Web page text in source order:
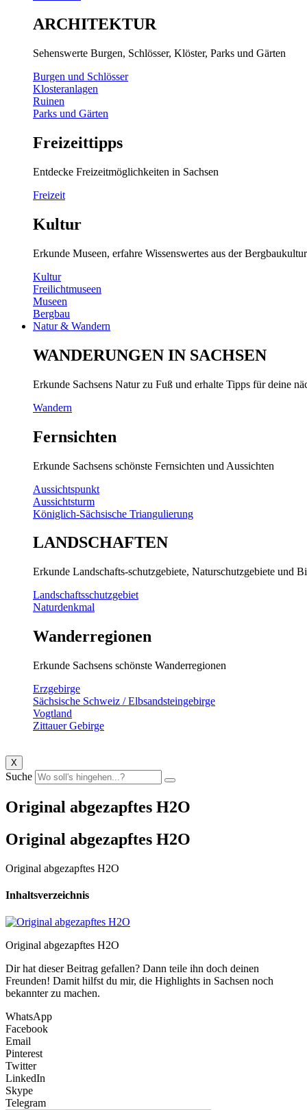
ARCHITEKTUR
Sehenswerte Burgen, Schlösser, Klöster, Parks und Gärten
Burgen und Schlösser
Klosteranlagen
Ruinen
Parks und Gärten
Freizeittipps
Entdecke Freizeitmöglichkeiten in Sachsen
Freizeit
Kultur
Erkunde Museen, erfahre Wissenswertes aus der
Kultur
Freilichtmuseen
Museen
Bergbau
Natur & Wandern
WANDERUNGEN IN SACHSEN
Erkunde Sachsens Natur zu Fuß und erhalte Tipps für deine
Wandern
Fernsichten
Erkunde Sachsens schönste Fernsichten und Aussichten
Aussichtspunkt
Aussichtsturm
Königlich-Sächsische Triangulierung
LANDSCHAFTEN
Erkunde Landschafts-schutzgebiete, Naturschutzgebiete und
Landschaftsschutzgebiet
Naturdenkmal
Wanderregionen
Erkunde Sachsens schönste Wanderregionen
Erzgebirge
Sächsische Schweiz / Elbsandsteingebirge
Vogtland
Zittauer Gebirge
X
Suche
Original abgezapftes H2O
Original abgezapftes H2O
Original abgezapftes H2O
Inhaltsverzeichnis
Original abgezapftes H2O
Dir hat dieser Beitrag gefallen? Dann teile ihn doch deinen
Freunden! Damit hilfst du mir, die Highlights in Sachsen noch
bekannter zu machen.
WhatsApp
Facebook
Email
Pinterest
Twitter
LinkedIn
Skype
Telegram